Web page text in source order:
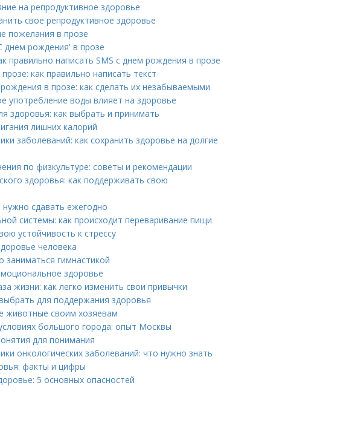
на репродуктивное здоровье
свое репродуктивное здоровье
пожелания в прозе
днем рождения' в прозе
правильно написать SMS с днем рождения в прозе
как правильно написать текст
в прозе: как сделать их незабываемыми
употребление воды влияет на здоровье
здоровья: как выбрать и принимать
лишних калорий
заболеваний: как сохранить здоровье на долгие
по физкультуре: советы и рекомендации
здоровья: как поддерживать свою
сдавать ежегодно
системы: как происходит переваривание пищи
устойчивость к стрессу
человека
заниматься гимнастикой
здоровье
жизни: как легко изменить свои привычки
для поддержания здоровья
животные своим хозяевам
большого города: опыт Москвы
для понимания
онкологических заболеваний: что нужно знать
факты и цифры
5 основных опасностей